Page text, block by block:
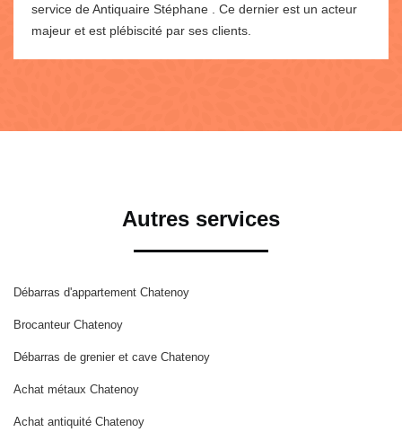
service de Antiquaire Stéphane . Ce dernier est un acteur
majeur et est plébiscité par ses clients.
Autres services
Débarras d'appartement Chatenoy
Brocanteur Chatenoy
Débarras de grenier et cave Chatenoy
Achat métaux Chatenoy
Achat antiquité Chatenoy